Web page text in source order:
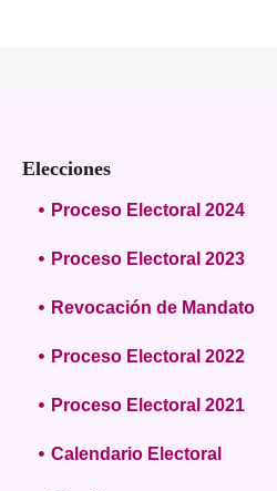
Elecciones
Proceso Electoral 2024
Proceso Electoral 2023
Revocación de Mandato
Proceso Electoral 2022
Proceso Electoral 2021
Calendario Electoral